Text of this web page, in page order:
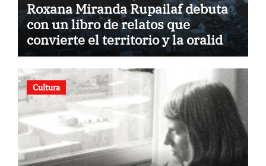
Roxana Miranda Rupailaf debuta
con un libro de relatos que
convierte el territorio y la oralidad
en literatura
Cultura